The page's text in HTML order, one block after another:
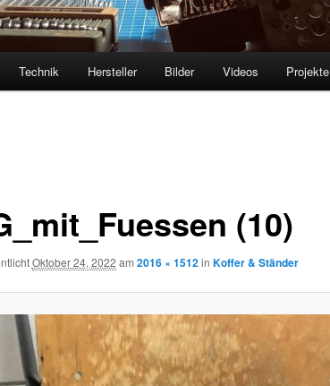
Technik Hersteller Bilder Videos Projekte
(10)
Oktober 24, 2022 am 2016 × 1512in Koffer & Ständer